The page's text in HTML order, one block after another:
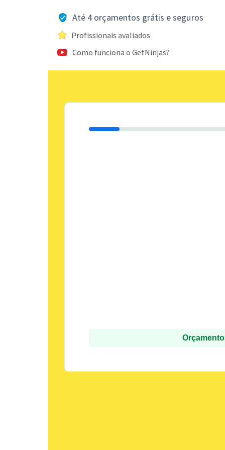
Até 4 orçamentos grátis e seguros
Profissionais avaliados
Como funciona o GetNinjas?